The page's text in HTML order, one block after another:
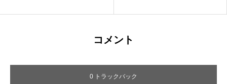
コメント
0 トラックバック